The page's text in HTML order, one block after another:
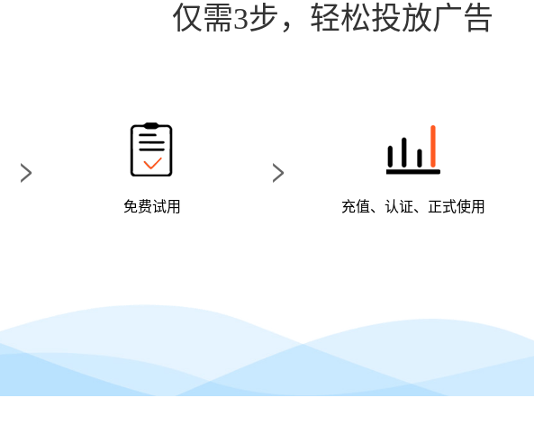
仅需3步，轻松投放广告
>
免费试用
>
充值、认证、正式使用